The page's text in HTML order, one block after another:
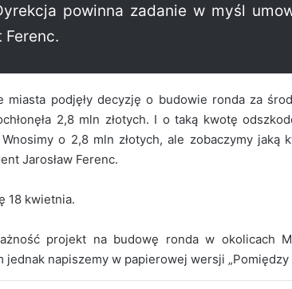
powinna zadanie w myśl
Ferenc.
miasta podjęły decyzję o budowie ronda za
2,8 mln złotych. I o taką kwotę
o 2,8 mln złotych, ale zobaczymy jaką
Jarosław Ferenc.
18 kwietnia.
projekt na budowę ronda w okolicach
jednak napiszemy w papierowej wersji „Pomiędzy
IMGW